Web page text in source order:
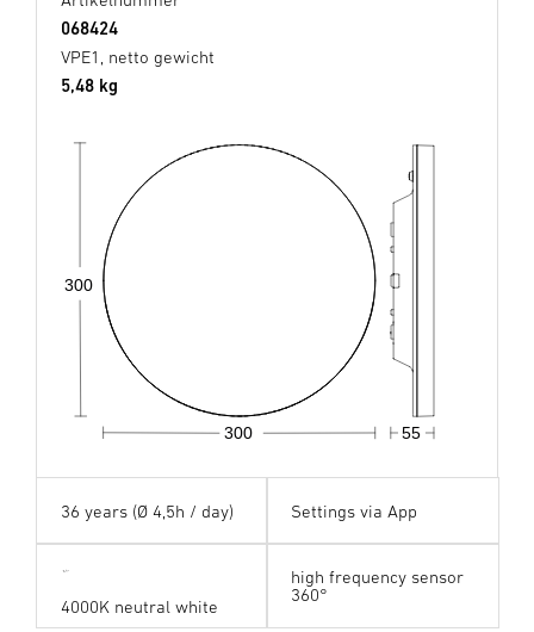
068424
VPE1, netto gewicht
5,48 kg
55
300
300
36 years (Ø 4,5h / day) Settings via App
4000K neutral white
high frequency sensor
360°